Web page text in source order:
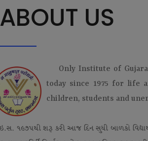
ABOUT US
Only Institute of
today since 1975 for life
children, students and
ઇ.સ. ૧૯૭૫થી શરૂ કરી આજ દિન સુધી બાળકો